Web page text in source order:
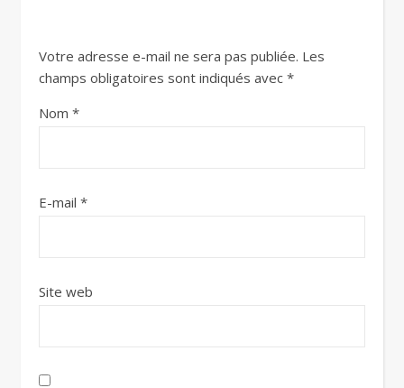
Votre adresse e-mail ne sera pas publiée. Les
champs obligatoires sont indiqués avec *
Nom *
E-mail *
Site web